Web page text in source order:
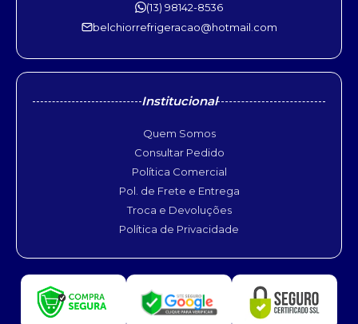
(13) 98142-8536
belchiorrefrigeracao@hotmail.com
Institucional
Quem Somos
Consultar Pedido
Política Comercial
Pol. de Frete e Entrega
Troca e Devoluções
Política de Privacidade